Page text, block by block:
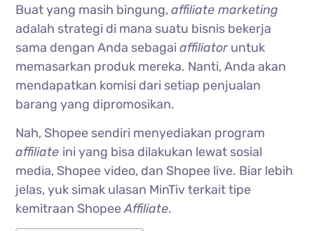
Buat yang masih bingung,affiliate marketing
adalah strategi di mana suatu bisnis bekerja
sama dengan Anda sebagaiaffiliatoruntuk
memasarkan produk mereka. Nanti, Anda akan
mendapatkan komisi dari setiap penjualan
barang yang dipromosikan.
Nah, Shopee sendiri menyediakan program
affiliate ini yang bisa dilakukan lewat sosial
media, Shopee video, dan Shopee live. Biar lebih
jelas, yuk simak ulasan MinTiv terkait tipe
kemitraan ShopeeAffiliate.